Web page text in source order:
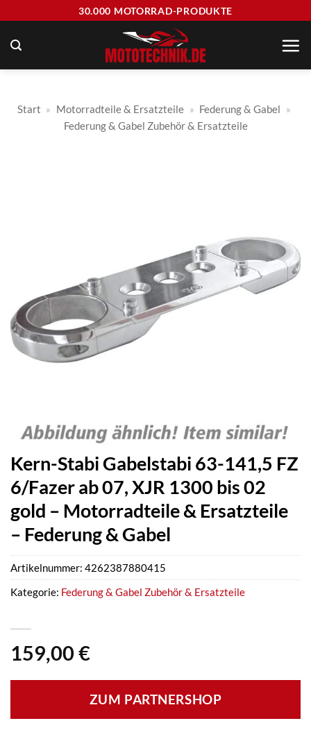
springen
30.000 MOTORRAD-PRODUKTE
Start » Motorradteile & Ersatzteile » Federung & Gabel »
Federung & Gabel Zubehör & Ersatzteile
Kern-Stabi Gabelstabi 63-141,5 FZ
6/Fazer ab 07, XJR 1300 bis 02
gold – Motorradteile & Ersatzteile
– Federung & Gabel
159,00 €
ZUM PARTNERSHOP
Artikelnummer: 4262387880415
Kategorie: Federung & Gabel Zubehör & Ersatzteile